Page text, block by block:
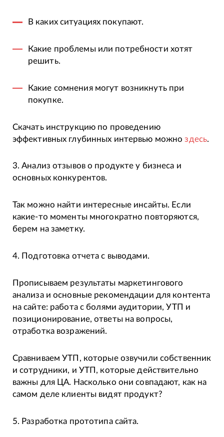
В каких ситуациях покупают.
Какие проблемы или потребности хотят
решить.
Какие сомнения могут возникнуть при
покупке.
Скачать инструкцию по проведению
эффективных глубинных интервью можноздесь.
3. Анализ отзывов о продукте у бизнеса и
основных конкурентов.
Так можно найти интересные инсайты. Если
какие-то моменты многократно повторяются,
берем на заметку.
4. Подготовка отчета с выводами.
Прописываем результаты маркетингового
анализа и основные рекомендации для контента
на сайте: работа с болями аудитории, УТП и
позиционирование, ответы на вопросы,
отработка возражений.
Сравниваем УТП, которые озвучили собственник
и сотрудники, и УТП, которые действительно
важны для ЦА. Насколько они совпадают, как на
самом деле клиенты видят продукт?
5. Разработка прототипа сайта.